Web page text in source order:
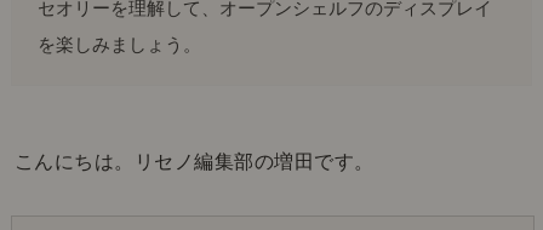
こんにちは。リセノ編集部の増田です。
セオリーを理解して、オープンシェルフのディスプレイ
を楽しみましょう。